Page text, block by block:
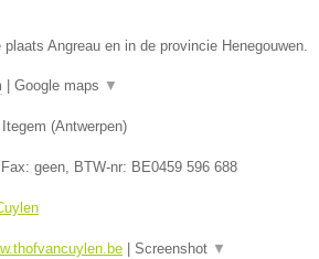
Angreau en in de provincie Henegouwen.
Google maps ▼
Itegem (Antwerpen)
geen, BTW-nr: BE0459 596 688
Screenshot ▼